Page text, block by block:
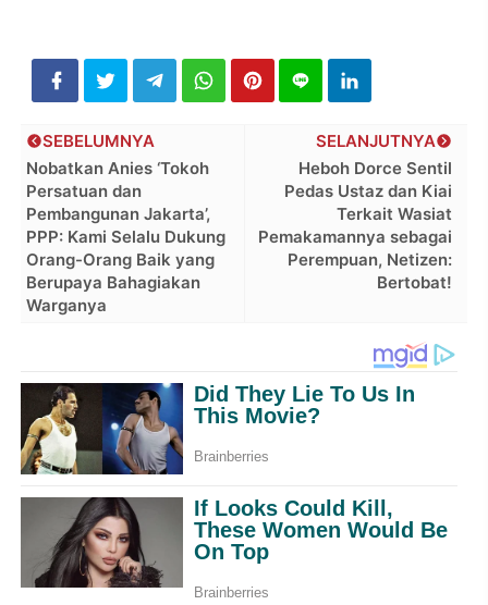
SELANJUTNYA
Heboh Dorce Sentil
Pedas Ustaz dan Kiai
Terkait Wasiat
Pemakamannya sebagai
Perempuan, Netizen:
Bertobat!
SEBELUMNYA
Nobatkan Anies ‘Tokoh
Persatuan dan
Pembangunan Jakarta’,
PPP: Kami Selalu Dukung
Orang-Orang Baik yang
Berupaya Bahagiakan
Warganya